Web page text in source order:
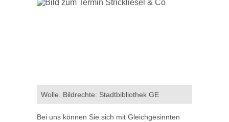
Wolle. Bildrechte: Stadtbibliothek GE
Bei uns können Sie sich mit Gleichgesinnten